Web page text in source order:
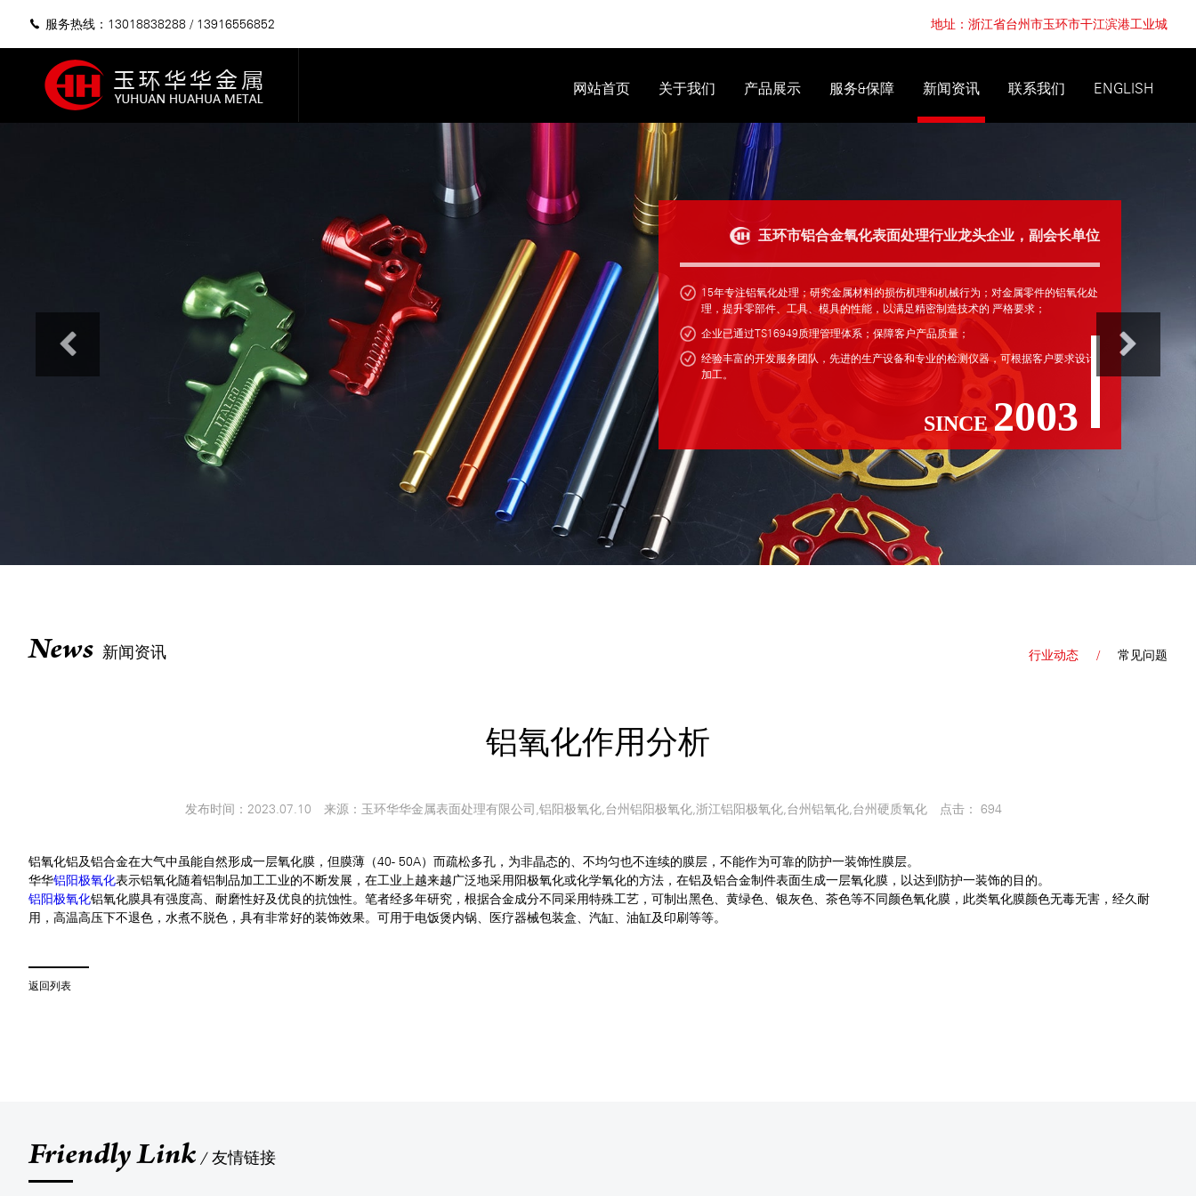
服务热线：13018838288 /13916556852 地址：浙江省台州市玉环市干江滨港工业城
网站首页 关于我们 产品展示 服务&保障 新闻资讯 联系我们 ENGLISH
玉环市铝合金氧化表面处理行业龙头企业，副会长单位
15年专注铝氧化处理；研究金属材料的损伤机理和机械行为；对金属零件的铝氧化处
理，提升零部件、工具、模具的性能，以满足精密制造技术的 严格要求；
企业已通过TS16949质理管理体系；保障客户产品质量；
经验丰富的开发服务团队，先进的生产设备和专业的检测仪器，可根据客户要求设计
加工。
SINCE2003
News 新闻资讯 行业动态 常见问题
铝氧化作用分析
发布时间：2023.07.10 来源：玉环华华金属表面处理有限公司,铝阳极氧化,台州铝阳极氧化,浙江铝阳极氧化,台州铝氧化,台州硬质氧化 点击： 694
铝氧化铝及铝合金在大气中虽能自然形成一层氧化膜，但膜薄（40- 50A）而疏松多孔，为非晶态的、不均匀也不连续的膜层，不能作为可靠的防护一装饰性膜层。
华华铝阳极氧化表示铝氧化随着铝制品加工工业的不断发展，在工业上越来越广泛地采用阳极氧化或化学氧化的方法，在铝及铝合金制件表面生成一层氧化膜，以达到防护一装饰的目的。
铝阳极氧化铝氧化膜具有强度高、耐磨性好及优良的抗蚀性。笔者经多年研究，根据合金成分不同采用特殊工艺，可制出黑色、黄绿色、银灰色、茶色等不同颜色氧化膜，此类氧化膜颜色无毒无害，经久耐
用，高温高压下不退色，水煮不脱色，具有非常好的装饰效果。可用于电饭煲内锅、医疗器械包装盒、汽缸、油缸及印刷等等。
返回列表
Friendly Link 友情链接